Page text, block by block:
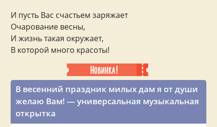
В весенний праздник милых дам я от души
желаю Вам! — универсальная музыкальная
открытка
И пусть Вас счастьем заряжает
Очарование весны,
И жизнь такая окружает,
В которой много красоты!